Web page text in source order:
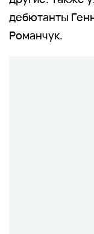
дебютанты
Романчук.